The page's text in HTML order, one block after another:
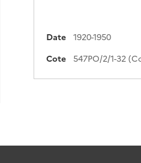
Date
1920-1950
Cote
547PO/2/1-32